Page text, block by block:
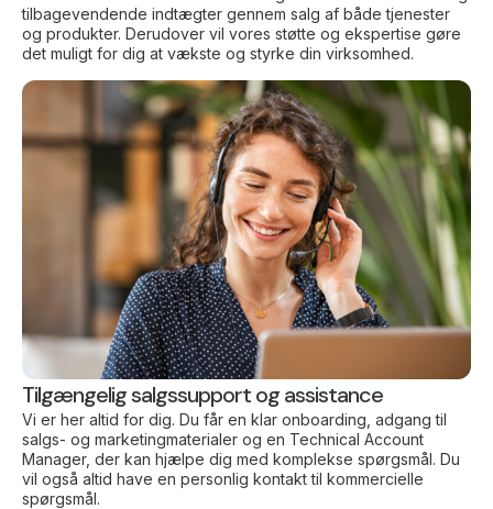
tilbagevendende indtægter gennem salg af både tjenester
og produkter. Derudover vil vores støtte og ekspertise gøre
det muligt for dig at vækste og styrke din virksomhed.
Tilgængelig salgssupport og assistance
Vi er her altid for dig. Du får en klar onboarding, adgang til
salgs- og marketingmaterialer og en Technical Account
Manager, der kan hjælpe dig med komplekse spørgsmål. Du
vil også altid have en personlig kontakt til kommercielle
spørgsmål.